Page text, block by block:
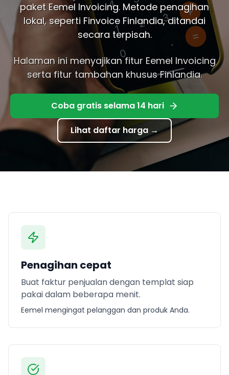
paket Eemel Invoicing. Metode penagihan
lokal, seperti Finvoice Finlandia, ditandai
secara terpisah.
Halaman ini menyajikan fitur Eemel Invoicing
serta fitur tambahan khusus Finlandia.
Coba gratis selama 14 hari
Lihat daftar harga →
Penagihan cepat
Buat faktur penjualan dengan templat siap
pakai dalam beberapa menit.
Eemel mengingat pelanggan dan produk Anda.